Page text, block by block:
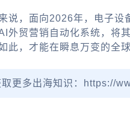
说，面向2026年，电子设
外贸营销自动化系统，将
此，才能在瞬息万变的全
取更多出海知识：https://